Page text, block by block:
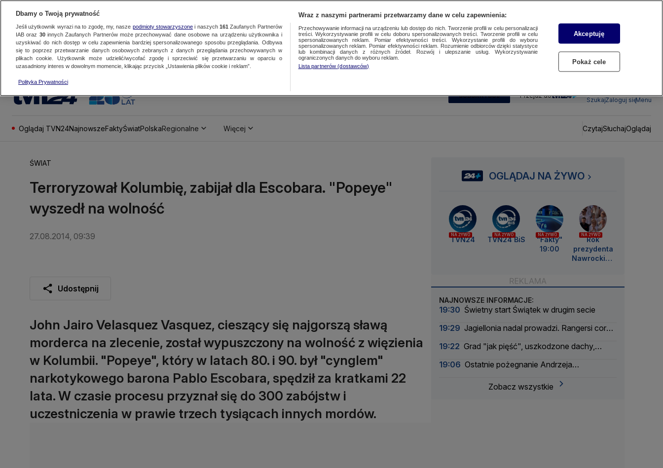
SUBSKRYBUJ Przejdź do
SzukajZaloguj sięMenu
Oglądaj TVN24NajnowszeFaktyŚwiatPolskaRegionalne Więcej CzytajSłuchajOglądaj
ŚWIAT
Terroryzował Kolumbię, zabijał dla Escobara. "Popeye"
wyszedł na wolność
27.08.2014, 09:39
Udostępnij
John Jairo Velasquez Vasquez, cieszący się najgorszą sławą
morderca na zlecenie, został wypuszczony na wolność z więzienia
w Kolumbii. "Popeye", który w latach 80. i 90. był "cynglem"
narkotykowego barona Pablo Escobara, spędził za kratkami 22
lata. W czasie procesu przyznał się do 300 zabójstw i
uczestniczenia w prawie trzech tysiącach innych mordów.
OGLĄDAJ NA ŻYWO
NA ŻYWO
TVN24
NA ŻYWO
TVN24 BiS
NA ŻYWO
"Fakty"
19:00
NA ŻYWO
Rok
prezydenta
Nawrockieg
NAJNOWSZE INFORMACJE:
19:30 Świetny start Świątek w drugim secie
19:29 Jagiellonia nadal prowadzi. Rangersi coraz
19:22 Grad "jak pięść", uszkodzone dachy,
19:06 Ostatnie pożegnanie Andrzeja
Zobacz wszystkie
Dbamy o Twoją prywatność
Jeśli użytkownik wyrazi na to zgodę, my, nasze podmioty stowarzyszonei naszych 161 Zaufanych Partnerów
IAB oraz 30innych Zaufanych Partnerów może przechowywać dane osobowe na urządzeniu użytkownika i
uzyskiwać do nich dostęp w celu zapewnienia bardziej spersonalizowanego sposobu przeglądania. Odbywa
się to poprzez przetwarzanie danych osobowych zebranych z danych przeglądania przechowywanych w
plikach cookie. Użytkownik może udzielić/wycofać zgodę i sprzeciwić się przetwarzaniu w oparciu o
uzasadniony interes w dowolnym momencie, klikając przycisk „Ustawienia plików cookie i reklam”.
Polityka Prywatności
Wraz z naszymi partnerami przetwarzamy dane w celu zapewnienia:
Przechowywanie informacji na urządzeniu lub dostęp do nich. Tworzenie profili w celu personalizacji
treści. Wykorzystywanie profili w celu doboru spersonalizowanych treści. Tworzenie profili w celu
spersonalizowanych reklam. Pomiar efektywności treści. Wykorzystanie profili do wyboru
spersonalizowanych reklam. Pomiar efektywności reklam. Rozumienie odbiorców dzięki statystyce
lub kombinacji danych z różnych źródeł. Rozwój i ulepszanie usług. Wykorzystywanie
ograniczonych danych do wyboru reklam.
Lista partnerów (dostawców)
Akceptuję
Pokaż cele